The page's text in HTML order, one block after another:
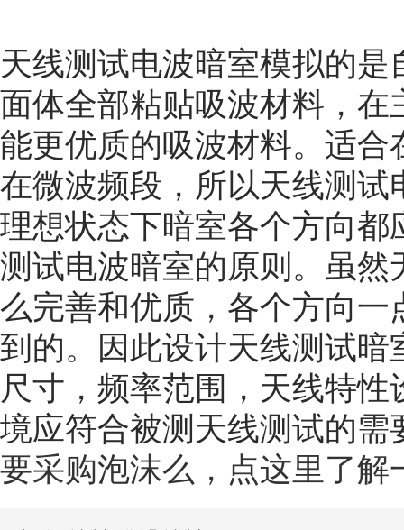
天线测试电波暗室模拟的
面体全部粘贴吸波材料，
能更优质的吸波材料。适
在微波频段，所以天线测
理想状态下暗室各个方向
测试电波暗室的原则。虽
么完善和优质，各个方向
到的。因此设计天线测试
尺寸，频率范围，天线特
境应符合被测天线测试的需
要采购泡沫么，点这里了解